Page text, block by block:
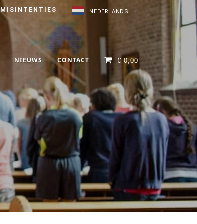
MISINTENTIES NEDERLANDS ▼
NIEUWS CONTACT € 0,00